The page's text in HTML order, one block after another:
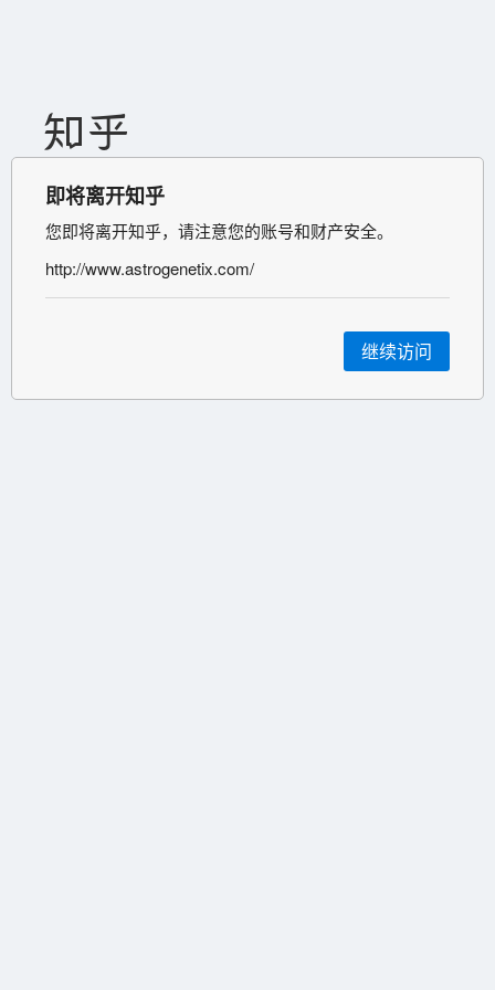
即将离开知乎
您即将离开知乎，请注意您的账号和财产安全。
http://www.astrogenetix.com/
继续访问